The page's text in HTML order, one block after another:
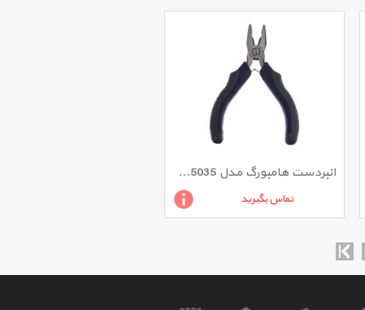
انبردست هامبورگ مدل H5035 سایز 4.5 اینچ
تماس بگیرید